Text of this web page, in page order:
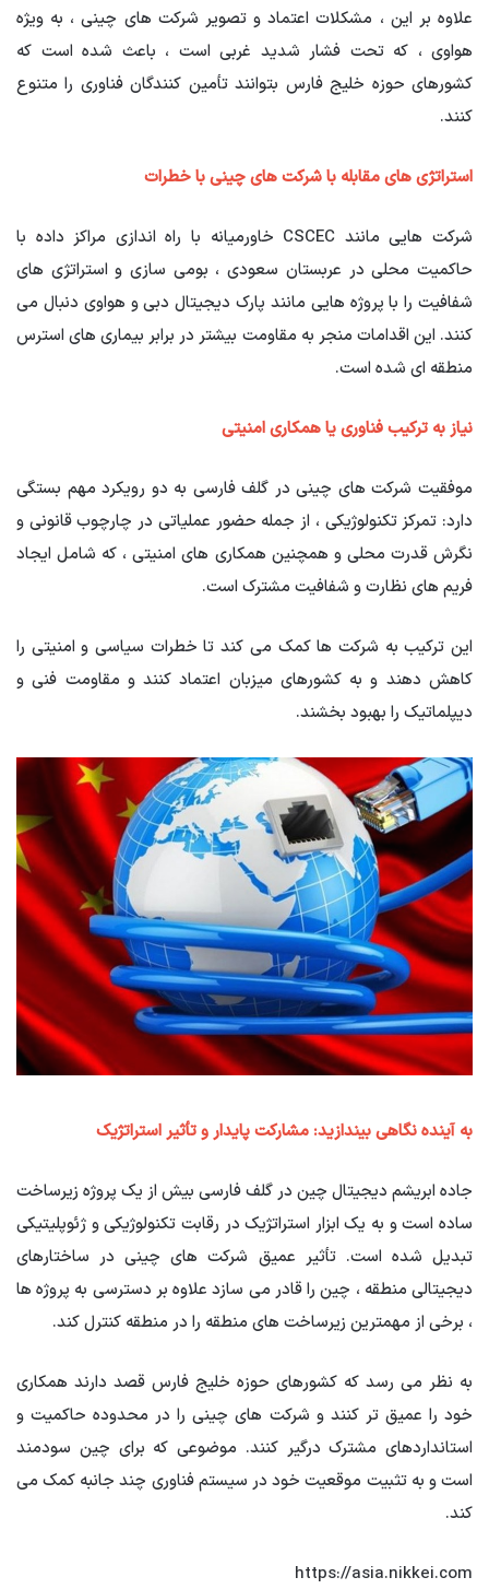
علاوه بر این ، مشکلات اعتماد و تصویر شرکت های چینی ، به ویژه
هواوی ، که تحت فشار شدید غربی است ، باعث شده است که
کشورهای حوزه خلیج فارس بتوانند تأمین کنندگان فناوری را متنوع
کنند.
استراتژی های مقابله با شرکت های چینی با خطرات
شرکت هایی مانند CSCEC خاورمیانه با راه اندازی مراکز داده با
حاکمیت محلی در عربستان سعودی ، بومی سازی و استراتژی های
شفافیت را با پروژه هایی مانند پارک دیجیتال دبی و هواوی دنبال می
کنند. این اقدامات منجر به مقاومت بیشتر در برابر بیماری های استرس
منطقه ای شده است.
نیاز به ترکیب فناوری یا همکاری امنیتی
موفقیت شرکت های چینی در گلف فارسی به دو رویکرد مهم بستگی
دارد: تمرکز تکنولوژیکی ، از جمله حضور عملیاتی در چارچوب قانونی و
نگرش قدرت محلی و همچنین همکاری های امنیتی ، که شامل ایجاد
فریم های نظارت و شفافیت مشترک است.
این ترکیب به شرکت ها کمک می کند تا خطرات سیاسی و امنیتی را
کاهش دهند و به کشورهای میزبان اعتماد کنند و مقاومت فنی و
دیپلماتیک را بهبود بخشند.
به آینده نگاهی بیندازید: مشارکت پایدار و تأثیر استراتژیک
جاده ابریشم دیجیتال چین در گلف فارسی بیش از یک پروژه زیرساخت
ساده است و به یک ابزار استراتژیک در رقابت تکنولوژیکی و ژئوپلیتیکی
تبدیل شده است. تأثیر عمیق شرکت های چینی در ساختارهای
دیجیتالی منطقه ، چین را قادر می سازد علاوه بر دسترسی به پروژه ها
، برخی از مهمترین زیرساخت های منطقه را در منطقه کنترل کند.
به نظر می رسد که کشورهای حوزه خلیج فارس قصد دارند همکاری
خود را عمیق تر کنند و شرکت های چینی را در محدوده حاکمیت و
استانداردهای مشترک درگیر کنند. موضوعی که برای چین سودمند
است و به تثبیت موقعیت خود در سیستم فناوری چند جانبه کمک می
کند.
https://asia.nikkei.com